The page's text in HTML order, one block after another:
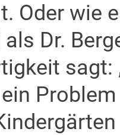
Oder wie
als Dr.
sagt: